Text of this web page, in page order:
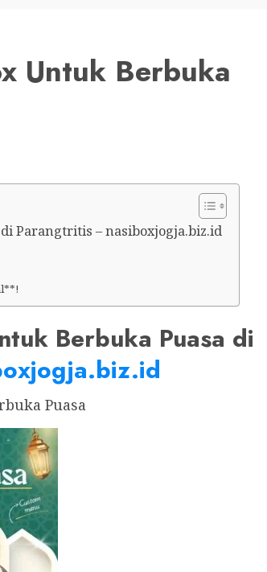
Untuk Berbuka
Parangtritis – nasiboxjogja.biz.id
Berbuka Puasa di
Puasa